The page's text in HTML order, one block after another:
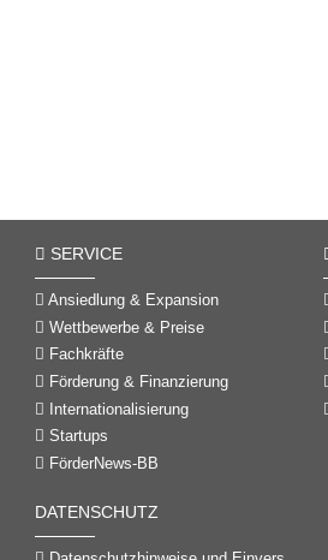
SERVICE
Ansiedlung & Expansion
Wettbewerbe & Preise
Fachkräfte
Förderung & Finanzierung
Internationalisierung
Startups
FörderNews-BB
DATENSCHUTZ